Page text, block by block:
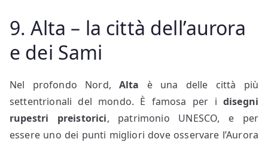
9. Alta – la città dell’aurora
e dei Sami
Nel profondo Nord, Alta è una delle città più
settentrionali del mondo. È famosa per i disegni
rupestri preistorici, patrimonio UNESCO, e per
essere uno dei punti migliori dove osservare l’Aurora